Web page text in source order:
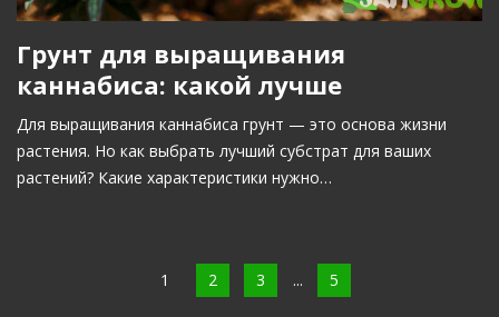
Грунт для выращивания
каннабиса: какой лучше
Для выращивания каннабиса грунт — это основа жизни
растения. Но как выбрать лучший субстрат для ваших
растений? Какие характеристики нужно…
1 2 3 ... 5